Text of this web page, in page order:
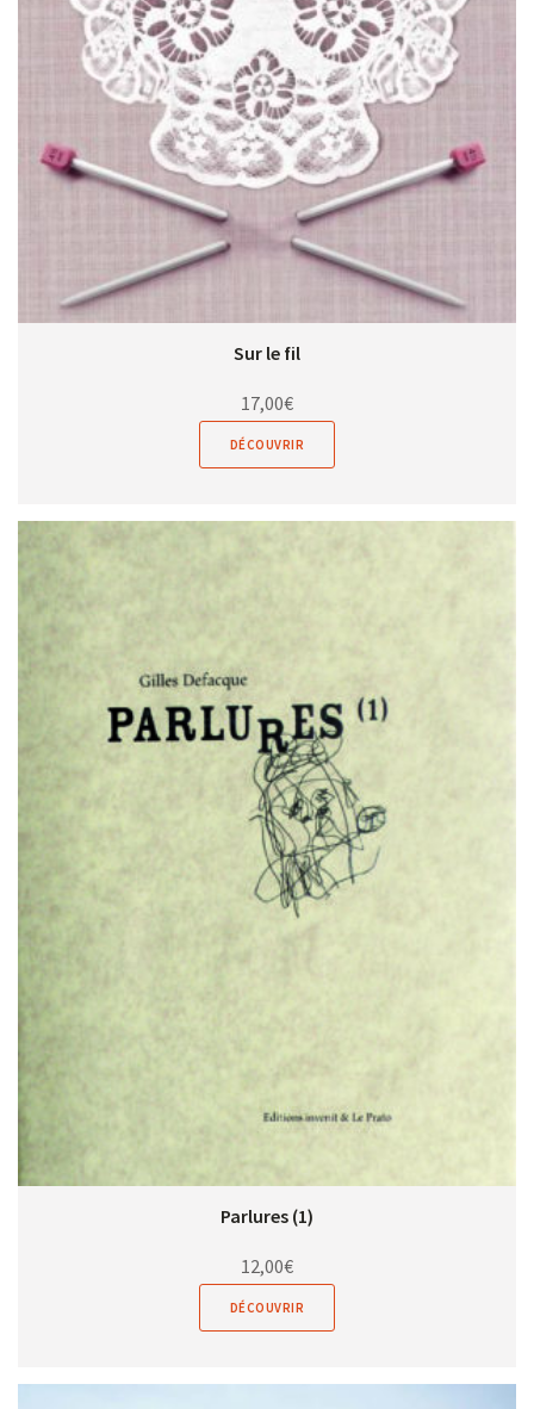
Sur le fil
17,00€
DÉCOUVRIR
Parlures (1)
12,00€
DÉCOUVRIR